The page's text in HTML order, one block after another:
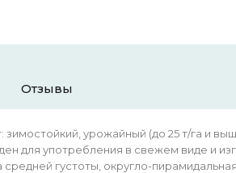
Отзывы
урожайный (до 25 т/га и
для употребления в свежем виде и
густоты, округло-